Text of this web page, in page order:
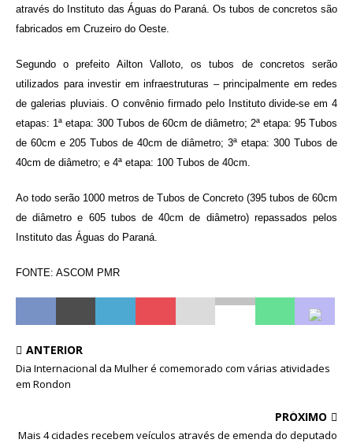
através do Instituto das Águas do Paraná. Os tubos de concretos são
fabricados em Cruzeiro do Oeste.
Segundo o prefeito Ailton Valloto, os tubos de concretos serão
utilizados para investir em infraestruturas – principalmente em redes
de galerias pluviais. O convênio firmado pelo Instituto divide-se em 4
etapas: 1ª etapa: 300 Tubos de 60cm de diâmetro; 2ª etapa: 95 Tubos
de 60cm e 205 Tubos de 40cm de diâmetro; 3ª etapa: 300 Tubos de
40cm de diâmetro; e 4ª etapa: 100 Tubos de 40cm.
Ao todo serão 1000 metros de Tubos de Concreto (395 tubos de 60cm
de diâmetro e 605 tubos de 40cm de diâmetro) repassados pelos
Instituto das Águas do Paraná.
FONTE: ASCOM PMR
ANTERIOR
Dia Internacional da Mulher é comemorado com várias atividades
em Rondon
PRÓXIMO
Mais 4 cidades recebem veículos através de emenda do deputado